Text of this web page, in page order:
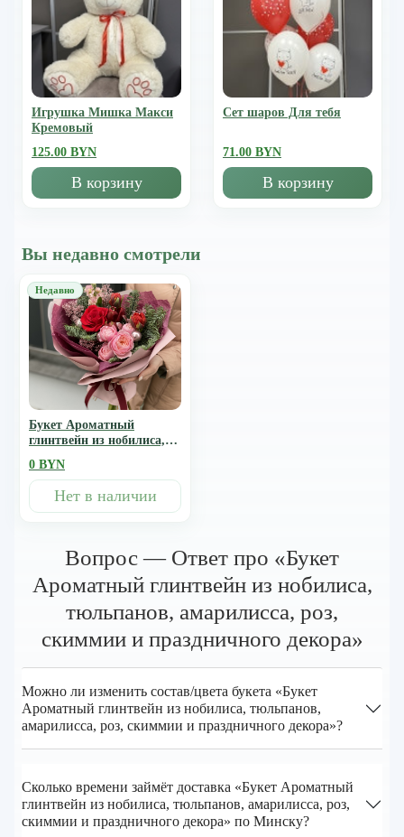
Игрушка Мишка Mакси
Кремовый
125.00 BYN
В корзину
Сет шаров Для тебя
71.00 BYN
В корзину
Вы недавно смотрели
Букет Ароматный
глинтвейн из нобилиса,
роз, скиммии и
праздничного декора
0 BYN
Нет в наличии
Вопрос — Ответ про «Букет
Ароматный глинтвейн из нобилиса,
тюльпанов, амарилисса, роз,
скиммии и праздничного декора»
Можно ли изменить состав/цвета букета «Букет
Ароматный глинтвейн из нобилиса, тюльпанов,
амарилисса, роз, скиммии и праздничного декора»?
Сколько времени займёт доставка «Букет Ароматный
глинтвейн из нобилиса, тюльпанов, амарилисса, роз,
скиммии и праздничного декора» по Минску?